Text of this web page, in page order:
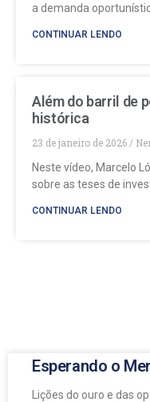
a demanda
CONTINUAR LENDO
Além do barril de
histórica
23 de janeiro de 2026
Neste vídeo, Marcelo
sobre as teses de
CONTINUAR LENDO
Esperando o
Lições do ouro e das